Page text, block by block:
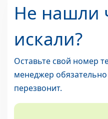
Не нашли
искали?
Оставьте свой номер
менеджер
перезвонит.